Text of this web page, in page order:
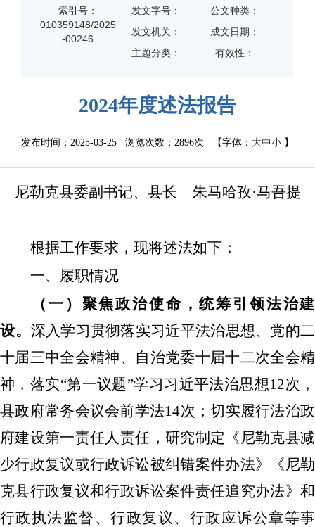
索引号：
010359148/2025
-00246
发文字号：
公文种类：
发文机关：
成文日期：
主题分类：
有效性：
2024年度述法报告
发布时间：2025-03-25 浏览次数： 2896次 【字体： 大中小 】
尼勒克县委副书记、县长 朱马哈孜·马吾提
根据工作要求，现将述法如下：
一、履职情况
（一）聚焦政治使命，统筹引领法治建
设。 深入学习贯彻落实习近平法治思想、党的二
十届三中全会精神、自治党委十届十二次全会精
神，落实“第一议题”学习习近平法治思想12次，
县政府常务会议会前学法14次；切实履行法治政
府建设第一责任人责任，研究制定《尼勒克县减
少行政复议或行政诉讼被纠错案件办法》《尼勒
克县行政复议和行政诉讼案件责任追究办法》和
行政执法监督、行政复议、行政应诉公章等事